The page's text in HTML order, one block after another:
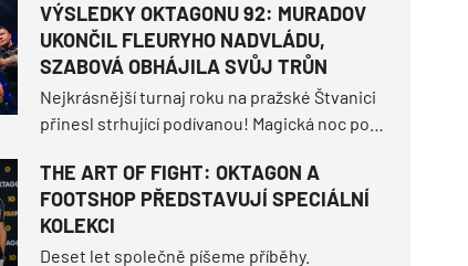
limitem, ale hned sedm z deseti duelů
muselo nakonec rozseknout skóre na
kartách.
VÝSLEDKY OKTAGONU 92: MURADOV
UKONČIL FLEURYHO NADVLÁDU,
SZABOVÁ OBHÁJILA SVŮJ TRŮN
Nejkrásnější turnaj roku na pražské Štvanici
přinesl strhující podívanou! Magická noc pod
Makhmud Muradov tvrdě knockoutoval Willa
Fleuryho a usedl na šampionský trůn
polotěžké divize.
THE ART OF FIGHT: OKTAGON A
FOOTSHOP PŘEDSTAVUJÍ SPECIÁLNÍ
KOLEKCI
Deset let společně píšeme příběhy.